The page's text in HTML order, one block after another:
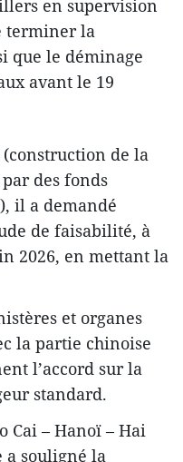
en supervision
terminer la
que le déminage
avant le 19
de la
des fonds
il a demandé
de faisabilité, à
2026, en mettant la
et organes
la partie chinoise
l’accord sur la
standard.
Cai – Hanoï – Hai
souligné la